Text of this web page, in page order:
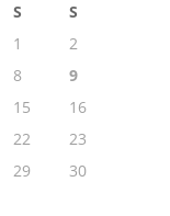
S
S
1
2
8
9
15
16
22
23
29
30